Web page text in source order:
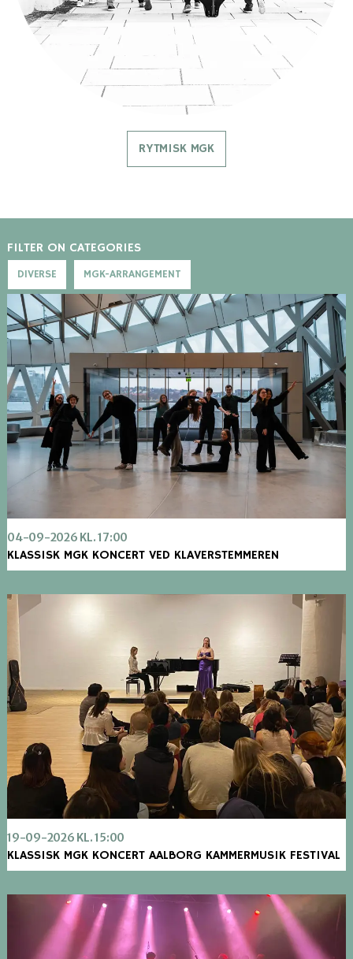
RYTMISK MGK
FILTER ON CATEGORIES
DIVERSE MGK-ARRANGEMENT
04-09-2026 KL. 17:00
KLASSISK MGK KONCERT VED KLAVERSTEMMEREN
19-09-2026 KL. 15:00
KLASSISK MGK KONCERT AALBORG KAMMERMUSIK FESTIVAL